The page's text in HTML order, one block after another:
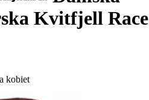
Kvitfjell Race
kobiet